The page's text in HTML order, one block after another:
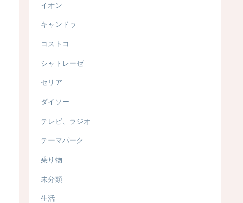
イオン
キャンドゥ
コストコ
シャトレーゼ
セリア
ダイソー
テレビ、ラジオ
テーマパーク
乗り物
未分類
生活